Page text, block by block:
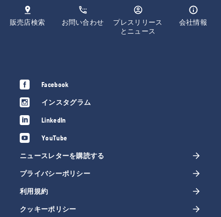
販売店検索 お問い合わせ
プレスリリース
とニュース
会社情報
Facebook
インスタグラム
LinkedIn
YouTube
ニュースレターを購読する
プライバシーポリシー
利用規約
クッキーポリシー